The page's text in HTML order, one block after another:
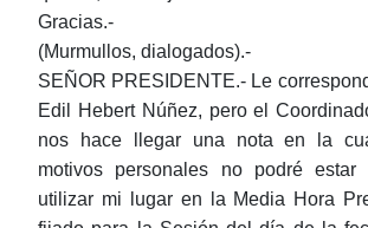
Gracias.-
(Murmullos, dialogados).-
SEÑOR PRESIDENTE.- Le
Edil Hebert Núñez, pero el
nos hace llegar una nota en la
motivos personales no podré estar
utilizar mi lugar en la Media Hora